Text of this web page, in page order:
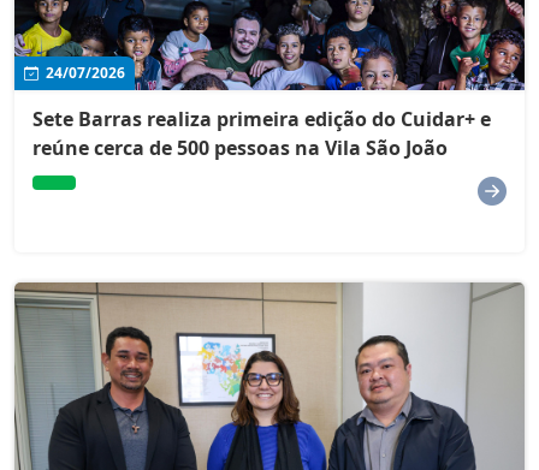
24/07/2026
Sete Barras realiza primeira edição do Cuidar+ e
reúne cerca de 500 pessoas na Vila São João